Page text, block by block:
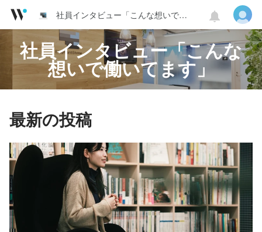
社員インタビュー「こんな想いで働いてます」
社員インタビュー「こんな
想いで働いてます」
最新の投稿